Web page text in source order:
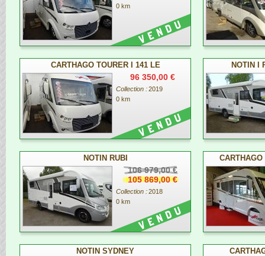
0 km
CARTHAGO TOURER I 141 LE
96 350,00 €
Collection :2019
0 km
NOTIN I
NOTIN RUBI
106 979,00 €
105 869,00 €
Collection :2018
0 km
NOTIN SYDNEY